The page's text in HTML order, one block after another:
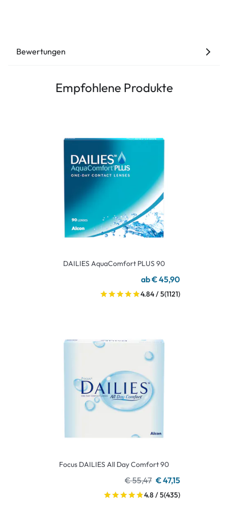
Bewertungen
Empfohlene Produkte
DAILIES AquaComfort PLUS 90
ab € 45,90
4.84 / 5(1121)
Focus DAILIES All Day Comfort 90
€ 55,47 € 47,15
4.8 / 5(435)